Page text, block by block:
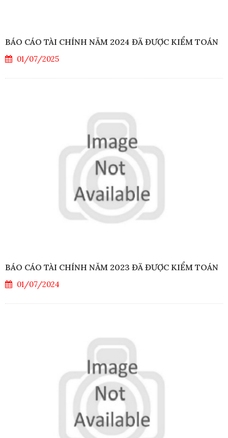
BÁO CÁO TÀI CHÍNH NĂM 2024 ĐÃ ĐƯỢC KIỂM TOÁN
01/07/2025
BÁO CÁO TÀI CHÍNH NĂM 2023 ĐÃ ĐƯỢC KIỂM TOÁN
01/07/2024